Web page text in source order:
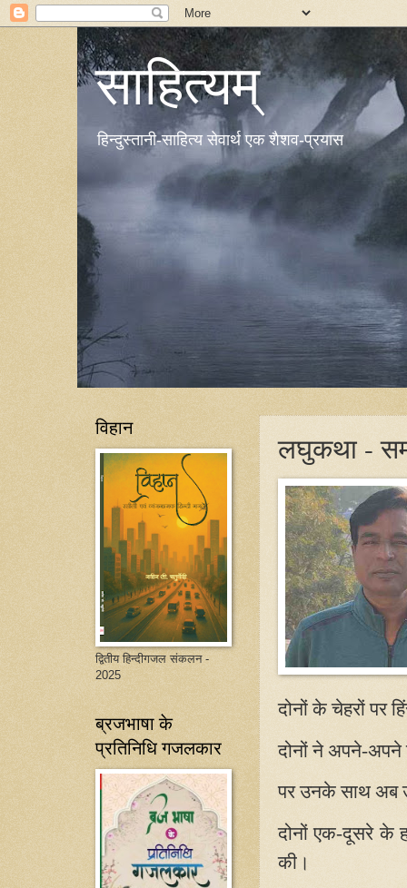
साहित्यम्
हिन्दुस्तानी-साहित्य सेवार्थ एक शैशव-प्रयास
लघुकथा -
दोनों के चेहरों पर
दोनों ने अपने-अपने
पर उनके साथ अब
दोनों एक-दूसरे के
की।
विहान
द्वितीय हिन्दीगजल संकलन -
2025
ब्रजभाषा के
प्रतिनिधि गजलकार